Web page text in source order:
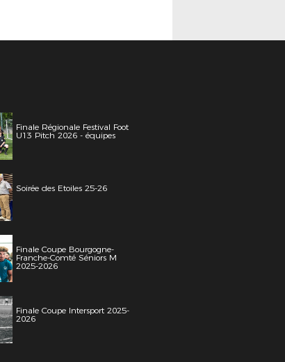
Finale Régionale Festival Foot
U13 Pitch 2026 - équipes
Soirée des Etoiles 25-26
Finale Coupe Bourgogne-
Franche-Comté Séniors M
2025-2026
Finale Coupe Intersport 2025-
2026